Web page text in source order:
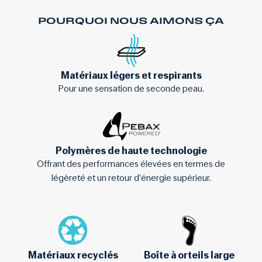
POURQUOI NOUS AIMONS ÇA
Matériaux légers et respirants
Pour une sensation de seconde peau.
Polymères de haute technologie
Offrant des performances élevées en termes de
légèreté et un retour d'énergie supérieur.
Matériaux recyclés Boîte à orteils large